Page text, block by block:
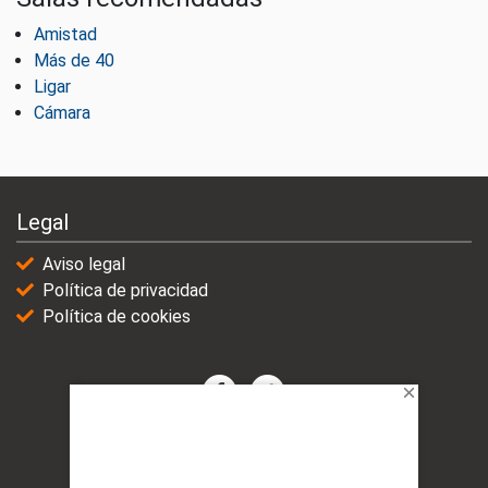
Amistad
Más de 40
Ligar
Cámara
Legal
Aviso legal
Política de privacidad
Política de cookies